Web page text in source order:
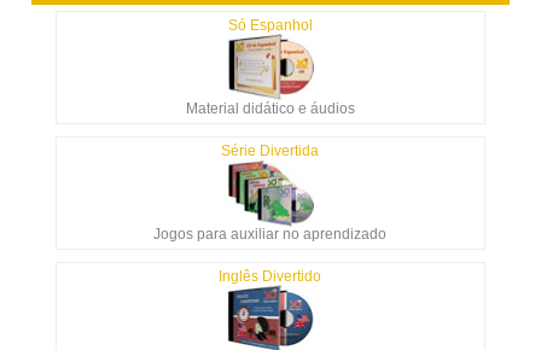
Só Espanhol
Material didático e áudios
Série Divertida
Jogos para auxiliar no aprendizado
Inglês Divertido